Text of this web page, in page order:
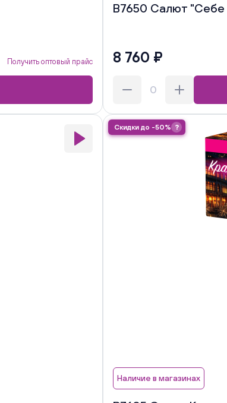
Получить оптовый прайс
В7650 Салют "Себе
8 760 ₽
Скидки до -50% ?
Наличие в магазинах